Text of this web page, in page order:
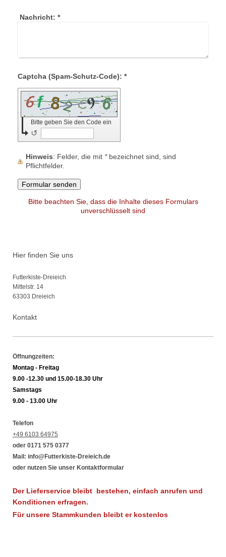
Nachricht: *
Captcha (Spam-Schutz-Code): *
Bitte geben Sie den Code ein
↺
Hinweis : Felder, die mit *bezeichnet sind, sind
Pflichtfelder.
Bitte beachten Sie, dass die Inhalte dieses Formulars
unverschlüsselt sind
Hier finden Sie uns
Futterkiste-Dreieich
Mittelstr. 14
63303 Dreieich
Kontakt
Öffnungzeiten:
Montag - Freitag
9.00 -12.30 und 15.00-18.30 Uhr
Samstags
9.00 - 13.00 Uhr
Telefon
+49 6103 64975
oder 0171 575 0377
Mail: info@Futterkiste-Dreieich.de
oder nutzen Sie unser Kontaktformular
Der Lieferservice bleibt bestehen, einfach anrufen und
Konditionen erfragen.
Für unsere Stammkunden bleibt er kostenlos